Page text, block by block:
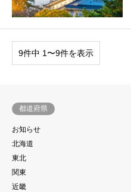
9件中 1〜9件を表示
都道府県
お知らせ
北海道
東北
関東
近畿